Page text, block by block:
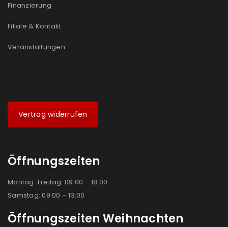
Finanzierung
Filiale & Kontakt
Veranstaltungen
Vertrag widerrufen
Öffnungszeiten
Montag-Freitag: 09:00 – 18:00
Samstag: 09:00 – 13:00
Öffnungszeiten Weihnachten